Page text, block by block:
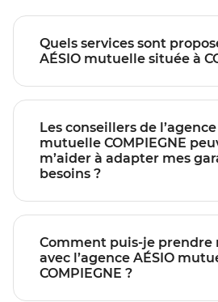
Quels services sont
AÉSIO mutuelle située à
Les conseillers de l’agence
mutuelle COMPIEGNE
m’aider à adapter mes
besoins ?
Comment puis-je prendre
avec l’agence AÉSIO
COMPIEGNE ?